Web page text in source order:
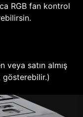
RGB fan kontrol
satın almış